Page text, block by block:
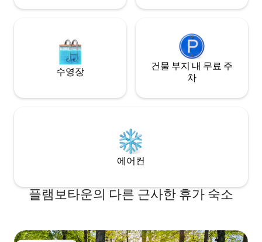
수영장
건물 부지 내 무료 주
차
에어컨
플램보타운의 다른 근사한 휴가 숙소